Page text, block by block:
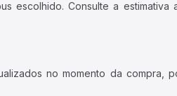
escolhido. Consulte a estimativa
no momento da compra,